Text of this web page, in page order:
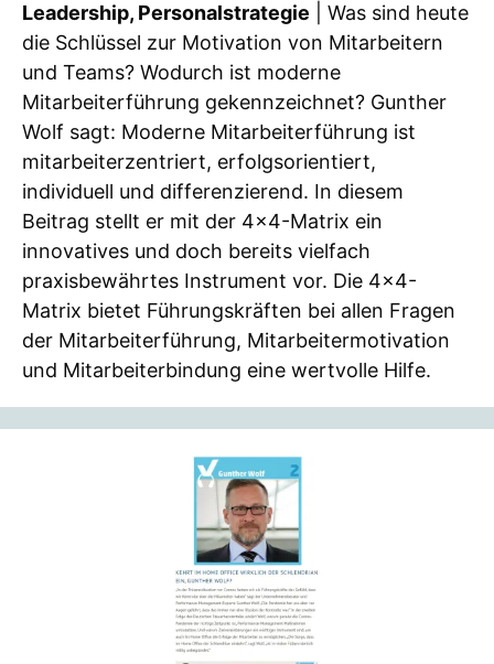
Leadership, Personalstrategie | Was sind heute
die Schlüssel zur Motivation von Mitarbeitern
und Teams? Wodurch ist moderne
Mitarbeiterführung gekennzeichnet? Gunther
Wolf sagt: Moderne Mitarbeiterführung ist
mitarbeiterzentriert, erfolgsorientiert,
individuell und differenzierend. In diesem
Beitrag stellt er mit der 4×4-Matrix ein
innovatives und doch bereits vielfach
praxisbewährtes Instrument vor. Die 4×4-
Matrix bietet Führungskräften bei allen Fragen
der Mitarbeiterführung, Mitarbeitermotivation
und Mitarbeiterbindung eine wertvolle Hilfe.